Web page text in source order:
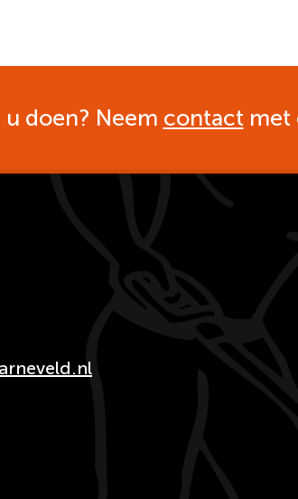
doen? Neem contact met